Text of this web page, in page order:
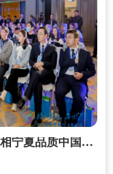
“精彩亚运，品味宁夏” 早康枸杞亮相宁夏品质中国行（杭州站）